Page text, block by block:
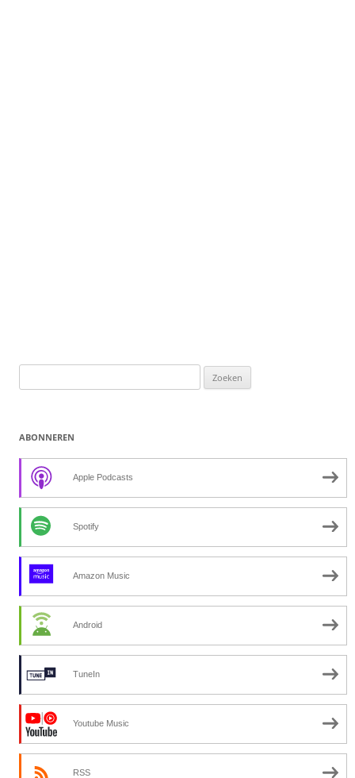
naar:
ABONNEREN
Apple Podcasts
Spotify
Amazon Music
Android
TuneIn
Youtube Music
RSS